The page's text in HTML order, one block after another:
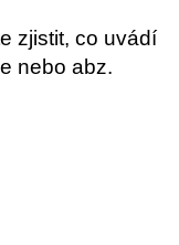
zjistit, co uvádí
nebo abz.